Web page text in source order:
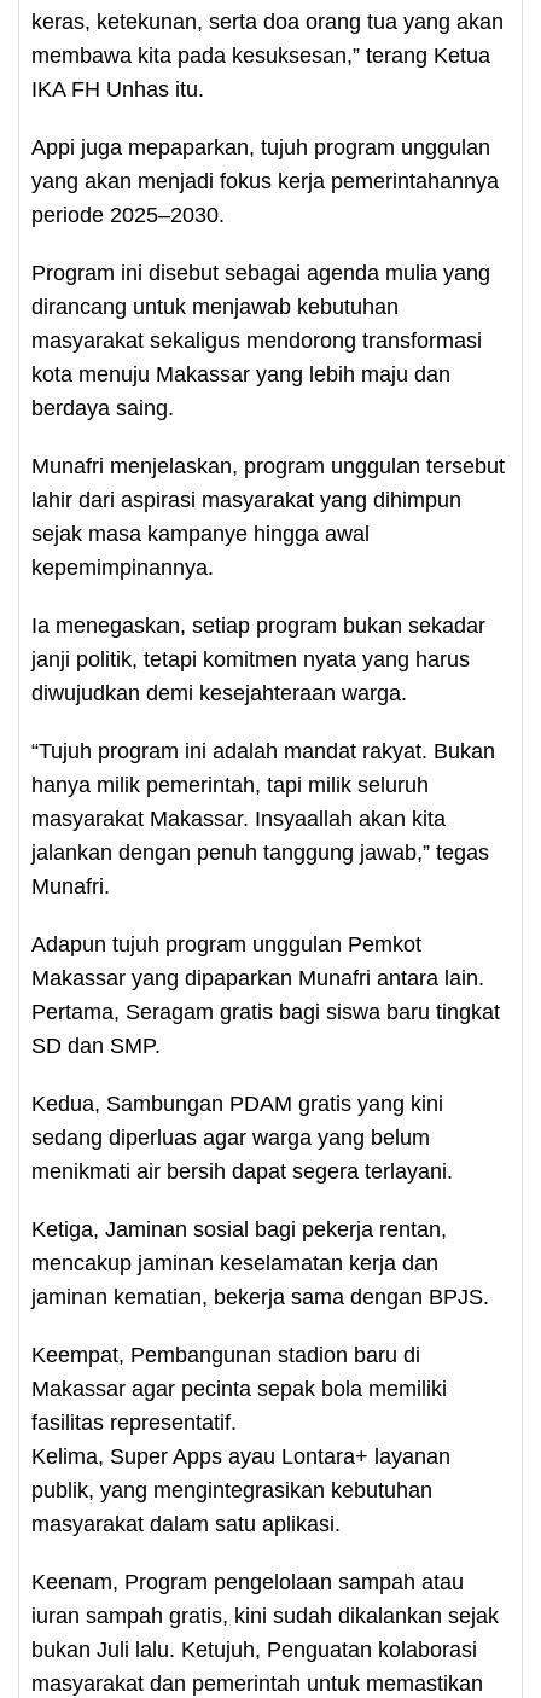
keras, ketekunan, serta doa orang tua yang akan
membawa kita pada kesuksesan,” terang Ketua
IKA FH Unhas itu.
Appi juga mepaparkan, tujuh program unggulan
yang akan menjadi fokus kerja pemerintahannya
periode 2025–2030.
Program ini disebut sebagai agenda mulia yang
dirancang untuk menjawab kebutuhan
masyarakat sekaligus mendorong transformasi
kota menuju Makassar yang lebih maju dan
berdaya saing.
Munafri menjelaskan, program unggulan tersebut
lahir dari aspirasi masyarakat yang dihimpun
sejak masa kampanye hingga awal
kepemimpinannya.
Ia menegaskan, setiap program bukan sekadar
janji politik, tetapi komitmen nyata yang harus
diwujudkan demi kesejahteraan warga.
“Tujuh program ini adalah mandat rakyat. Bukan
hanya milik pemerintah, tapi milik seluruh
masyarakat Makassar. Insyaallah akan kita
jalankan dengan penuh tanggung jawab,” tegas
Munafri.
Adapun tujuh program unggulan Pemkot
Makassar yang dipaparkan Munafri antara lain.
Pertama, Seragam gratis bagi siswa baru tingkat
SD dan SMP.
Kedua, Sambungan PDAM gratis yang kini
sedang diperluas agar warga yang belum
menikmati air bersih dapat segera terlayani.
Ketiga, Jaminan sosial bagi pekerja rentan,
mencakup jaminan keselamatan kerja dan
jaminan kematian, bekerja sama dengan BPJS.
Keempat, Pembangunan stadion baru di
Makassar agar pecinta sepak bola memiliki
fasilitas representatif.
Kelima, Super Apps ayau Lontara+ layanan
publik, yang mengintegrasikan kebutuhan
masyarakat dalam satu aplikasi.
Keenam, Program pengelolaan sampah atau
iuran sampah gratis, kini sudah dikalankan sejak
bukan Juli lalu. Ketujuh, Penguatan kolaborasi
masyarakat dan pemerintah untuk memastikan